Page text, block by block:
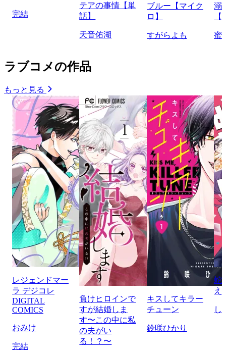
完結
テアの事情【単
話】
天音佑湖
ブルー【マイク
ロ】
すがらよも
溺
蜜
ラブコメの作品
もっと見る
レジェンドマー
ラ デジコレ
DIGITAL
COMICS
おみけ
完結
負けヒロインで
すが結婚しま
す〜この中に私
の夫がい
る！？〜
キスしてキラー
チューン
鈴咲ひかり
蛇
え
し